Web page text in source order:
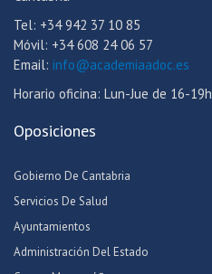
Tel: +34 942 37 10 85
Móvil: +34 608 24 06 57
Email: info@academiaadoc.es
Horario oficina: Lun-Jue de 16-19h
Oposiciones
Gobierno De Cantabria
Servicios De Salud
Ayuntamientos
Administración Del Estado